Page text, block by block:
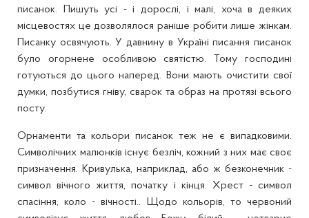
писанок. Пишуть усі - і дорослі, і малі, хоча в деяких
місцевостях це дозволялося раніше робити лише жінкам.
Писанку освячують. У давнину в Україні писання писанок
було огорнене особливою святістю. Тому господині
готуються до цього наперед. Вони мають очистити свої
думки, позбутися гніву, сварок та образ на протязі всього
посту.
Орнаменти та кольори писанок теж не є випадковими.
Символічних малюнків існує безліч, кожний з них має своє
призначення. Кривулька, наприклад, або ж безконечник -
символ вічного життя, почат­ку і кінця. Хрест - символ
спасіння, коло - вічності.. Щодо кольорів, то червоний